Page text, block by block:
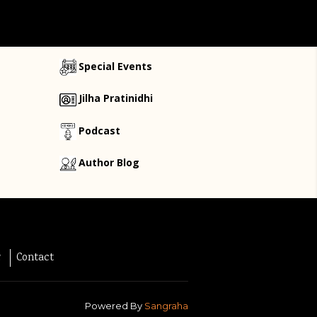
Special Events
Jilha Pratinidhi
Podcast
Author Blog
Contact
Powered By Sangraha